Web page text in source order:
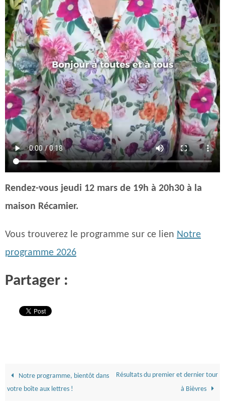
Rendez-vous jeudi 12 mars de 19h à 20h30 à la
maison Récamier.
Vous trouverez le programme sur ce lien Notre
programme 2026
Partager :
Notre programme, bientôt dans
votre boîte aux lettres !
Résultats du premier et dernier tour
à Bièvres